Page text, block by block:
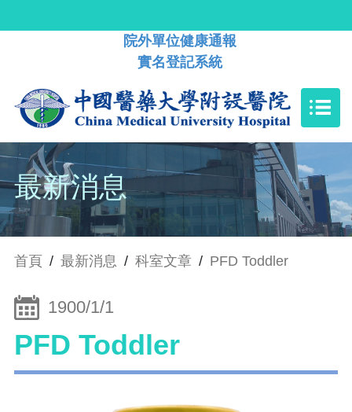
院外單位健康通報
實名登記系統
最新消息
首頁 / 最新消息 / 科室文章 / PFD Toddler
1900/1/1
PFD Toddler